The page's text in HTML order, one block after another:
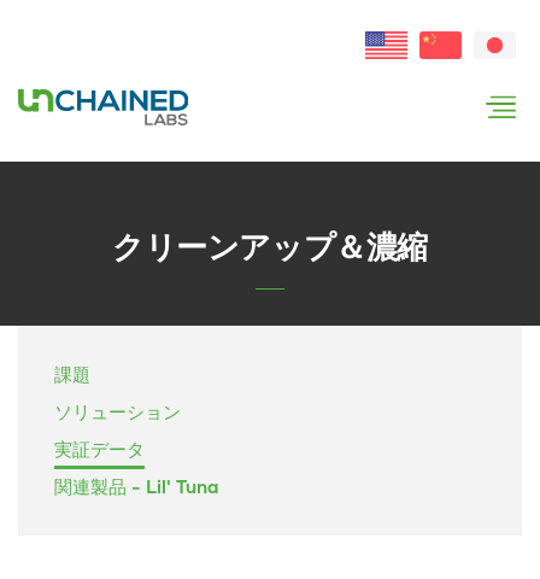
クリーンアップ＆濃縮
課題
ソリューション
実証データ
関連製品 - Lil' Tuna